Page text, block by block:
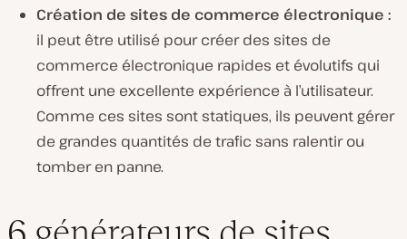
Création de sites de commerce électronique :
il peut être utilisé pour créer des sites de
commerce électronique rapides et évolutifs qui
offrent une excellente expérience à l’utilisateur.
Comme ces sites sont statiques, ils peuvent gérer
de grandes quantités de trafic sans ralentir ou
tomber en panne.